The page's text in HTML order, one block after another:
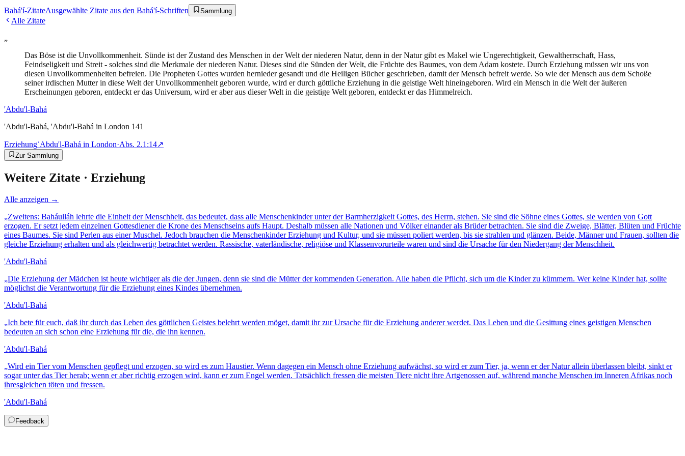
Bahá'í-ZitateAusgewählte Zitate aus den Bahá'í-Schriften Sammlung
Alle Zitate
„
Das Böse ist die Unvollkommenheit. Sünde ist der Zustand des Menschen in der Welt der niederen Natur, denn in der Natur gibt es Makel wie Ungerechtigkeit, Gewaltherrschaft, Hass,
Feindseligkeit und Streit - solches sind die Merkmale der niederen Natur. Dieses sind die Sünden der Welt, die Früchte des Baumes, von dem Adam kostete. Durch Erziehung müssen wir uns von
diesen Unvollkommenheiten befreien. Die Propheten Gottes wurden hernieder gesandt und die Heiligen Bücher geschrieben, damit der Mensch befreit werde. So wie der Mensch aus dem Schoße
seiner irdischen Mutter in diese Welt der Unvollkommenheit geboren wurde, wird er durch göttliche Erziehung in die geistige Welt hineingeboren. Wird ein Mensch in die Welt der äußeren
Erscheinungen geboren, entdeckt er das Universum, wird er aber aus dieser Welt in die geistige Welt geboren, entdeckt er das Himmelreich.
'Abdu'l-Bahá
'Abdu'l-Bahá, 'Abdu'l-Bahá in London 141
ErziehungʿAbdu'l-Bahá in London·Abs. 2.1:14↗
Zur Sammlung
Weitere Zitate · Erziehung
Alle anzeigen →
„Zweitens: Baháulláh lehrte die Einheit der Menschheit, das bedeutet, dass alle Menschenkinder unter der Barmherzigkeit Gottes, des Herrn, stehen. Sie sind die Söhne eines Gottes, sie werden von Gott
erzogen. Er setzt jedem einzelnen Gottesdiener die Krone des Menschseins aufs Haupt. Deshalb müssen alle Nationen und Völker einander als Brüder betrachten. Sie sind die Zweige, Blätter, Blüten und Früchte
eines Baumes. Sie sind Perlen aus einer Muschel. Jedoch brauchen die Menschenkinder Erziehung und Kultur, und sie müssen poliert werden, bis sie strahlen und glänzen. Beide, Männer und Frauen, sollten die
gleiche Erziehung erhalten und als gleichwertig betrachtet werden. Rassische, vaterländische, religiöse und Klassenvorurteile waren und sind die Ursache für den Niedergang der Menschheit.
'Abdu'l-Bahá
„Die Erziehung der Mädchen ist heute wichtiger als die der Jungen, denn sie sind die Mütter der kommenden Generation. Alle haben die Pflicht, sich um die Kinder zu kümmern. Wer keine Kinder hat, sollte
möglichst die Verantwortung für die Erziehung eines Kindes übernehmen.
'Abdu'l-Bahá
„Ich bete für euch, daß ihr durch das Leben des göttlichen Geistes belehrt werden möget, damit ihr zur Ursache für die Erziehung anderer werdet. Das Leben und die Gesittung eines geistigen Menschen
bedeuten an sich schon eine Erziehung für die, die ihn kennen.
'Abdu'l-Bahá
„Wird ein Tier vom Menschen gepflegt und erzogen, so wird es zum Haustier. Wenn dagegen ein Mensch ohne Erziehung aufwächst, so wird er zum Tier, ja, wenn er der Natur allein überlassen bleibt, sinkt er
sogar unter das Tier herab; wenn er aber richtig erzogen wird, kann er zum Engel werden. Tatsächlich fressen die meisten Tiere nicht ihre Artgenossen auf, während manche Menschen im Inneren Afrikas noch
ihresgleichen töten und fressen.
'Abdu'l-Bahá
Feedback